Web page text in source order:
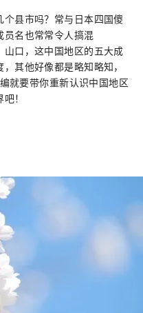
县市吗？常与日本四国傻
员名也常常令人搞混
山口，这中国地区的五大成
其他好像都是略知略知，
就要带你重新认识中国地区
！